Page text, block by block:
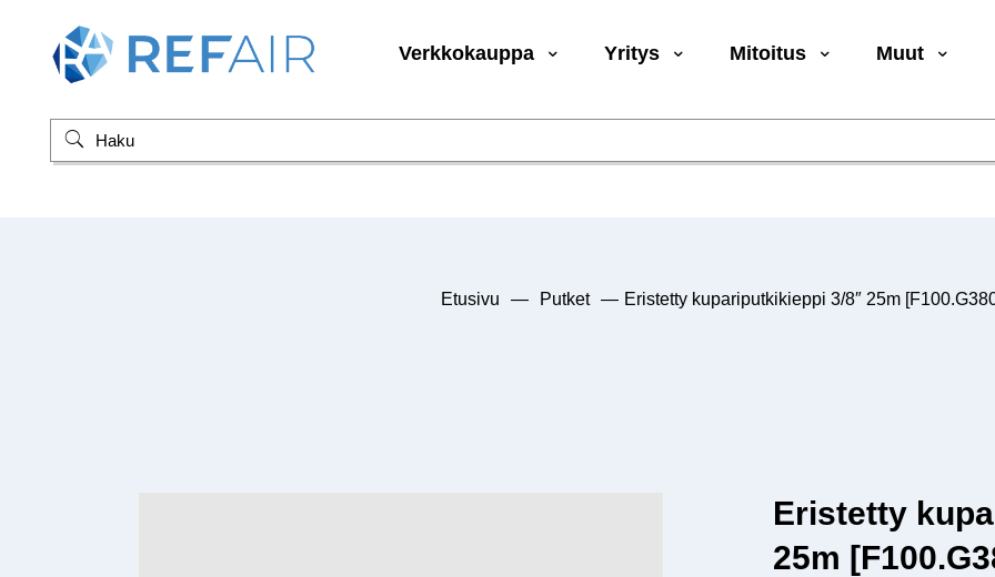
Verkkokauppa Yritys Mitoitus Muut
Etusivu — Putket — Eristetty kupariputkikieppi 3/8″ 25m
Eristetty
25m